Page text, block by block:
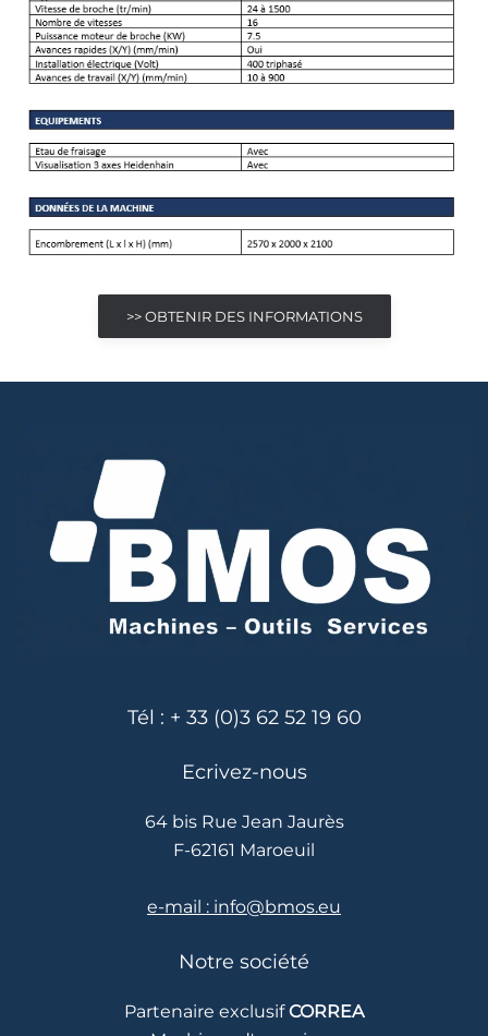
>> OBTENIR DES INFORMATIONS
Tél : + 33 (0)3 62 52 19 60
Ecrivez-nous
64 bis Rue Jean Jaurès
F-62161 Maroeuil
e-mail : info@bmos.eu
Notre société
Partenaire exclusifCORREA